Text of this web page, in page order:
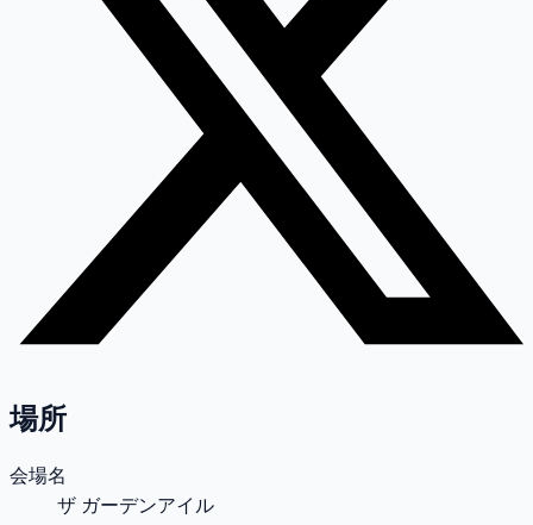
場所
会場名
ザ ガーデンアイル